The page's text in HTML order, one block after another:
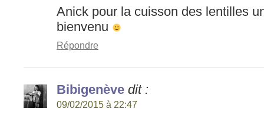
Anick pour la cuisson des lentilles
bienvenu
Répondre
Bibigenève dit :
09/02/2015 à 22:47